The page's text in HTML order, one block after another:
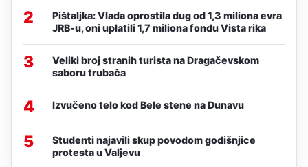
2
Pištaljka: Vlada oprostila dug od 1,3 miliona evra
JRB-u, oni uplatili 1,7 miliona fondu Vista rika
3
Veliki broj stranih turista na Dragačevskom
saboru trubača
4 Izvučeno telo kod Bele stene na Dunavu
5
Studenti najavili skup povodom godišnjice
protesta u Valjevu